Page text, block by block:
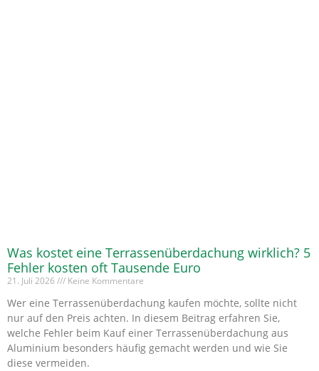
Was kostet eine Terrassenüberdachung wirklich? 5
Fehler kosten oft Tausende Euro
21. Juli 2026 Keine Kommentare
Wer eine Terrassenüberdachung kaufen möchte, sollte nicht
nur auf den Preis achten. In diesem Beitrag erfahren Sie,
welche Fehler beim Kauf einer Terrassenüberdachung aus
Aluminium besonders häufig gemacht werden und wie Sie
diese vermeiden.